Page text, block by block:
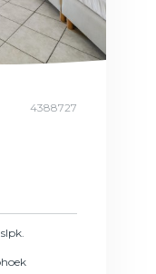
4388727
slpk.